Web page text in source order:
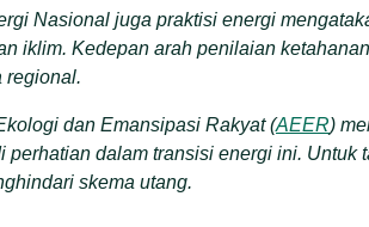
Nasional juga praktisi energi
iklim. Kedepan arah penilaian
regional.
dan Emansipasi Rakyat (AEER)
dalam transisi energi ini. Untuk
skema utang.